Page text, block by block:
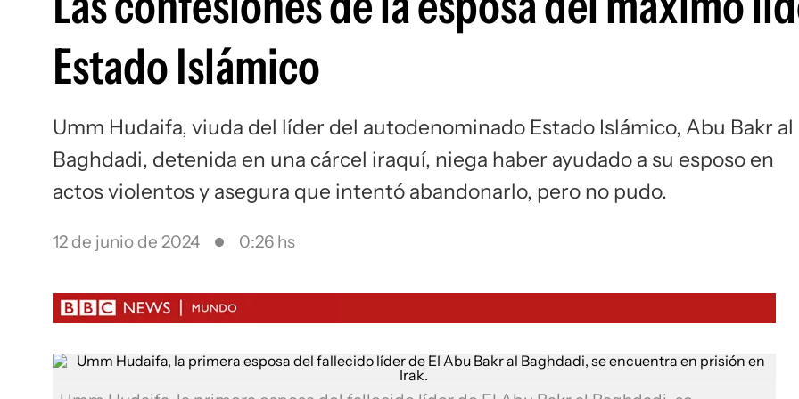
Estado Islámico
Umm Hudaifa, viuda del líder del autodenominado Estado Islámico, Abu Bakr al
Baghdadi, detenida en una cárcel iraquí, niega haber ayudado a su esposo en
actos violentos y asegura que intentó abandonarlo, pero no pudo.
12 de junio de 2024 0:26 hs